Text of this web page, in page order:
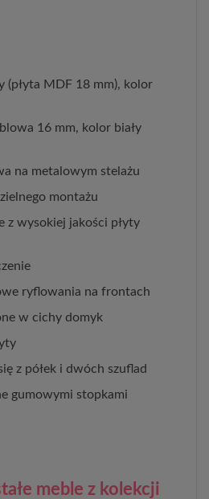
(płyta MDF 18 mm), kolor
16 mm, kolor biały
na metalowym stelażu
montażu
z wysokiej jakości płyty
ryflowania na frontach
w cichy domyk
z półek i dwóch szuflad
gumowymi stopkami
meble z kolekcji